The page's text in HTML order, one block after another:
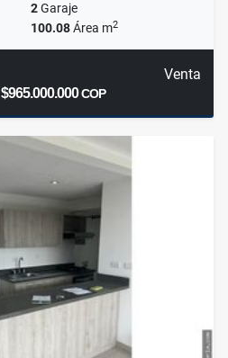
2Garaje
100.08Área m2
Venta
$965.000.000COP